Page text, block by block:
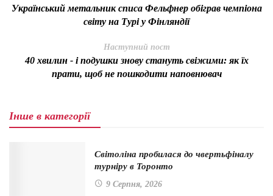
Український метальник списа Фельфнер обіграв чемпіона
світу на Турі у Фінляндії
Наступний пост
40 хвилин - і подушки знову стануть свіжими: як їх
прати, щоб не пошкодити наповнювач
Інше в категорії
Світоліна пробилася до чвертьфіналу
турніру в Торонто
9 Серпня, 2026